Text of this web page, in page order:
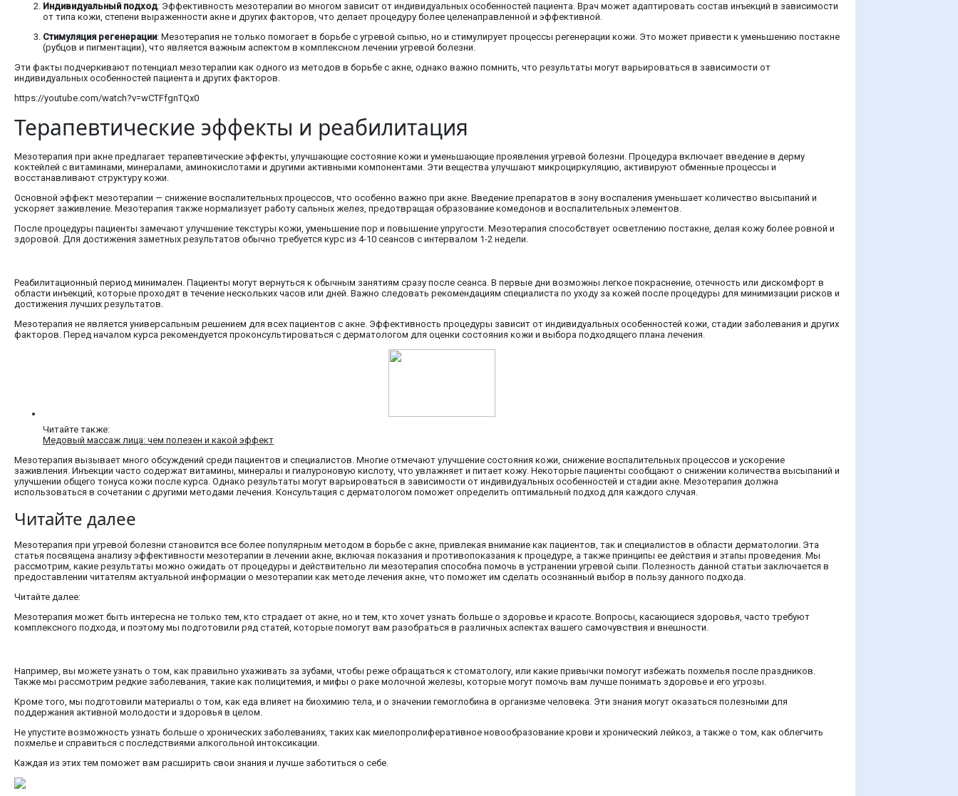
Индивидуальный подход: Эффективность мезотерапии во многом зависит от индивидуальных особенностей пациента. Врач может адаптировать состав инъекций в зависимости
от типа кожи, степени выраженности акне и других факторов, что делает процедуру более целенаправленной и эффективной.
Стимуляция регенерации: Мезотерапия не только помогает в борьбе с угревой сыпью, но и стимулирует процессы регенерации кожи. Это может привести к уменьшению постакне
(рубцов и пигментации), что является важным аспектом в комплексном лечении угревой болезни.
Эти факты подчеркивают потенциал мезотерапии как одного из методов в борьбе с акне, однако важно помнить, что результаты могут варьироваться в зависимости от
индивидуальных особенностей пациента и других факторов.
https://youtube.com/watch?v=wCTFfgnTQx0
Терапевтические эффекты и реабилитация
Мезотерапия при акне предлагает терапевтические эффекты, улучшающие состояние кожи и уменьшающие проявления угревой болезни. Процедура включает введение в дерму
коктейлей с витаминами, минералами, аминокислотами и другими активными компонентами. Эти вещества улучшают микроциркуляцию, активируют обменные процессы и
восстанавливают структуру кожи.
Основной эффект мезотерапии — снижение воспалительных процессов, что особенно важно при акне. Введение препаратов в зону воспаления уменьшает количество высыпаний и
ускоряет заживление. Мезотерапия также нормализует работу сальных желез, предотвращая образование комедонов и воспалительных элементов.
После процедуры пациенты замечают улучшение текстуры кожи, уменьшение пор и повышение упругости. Мезотерапия способствует осветлению постакне, делая кожу более ровной и
здоровой. Для достижения заметных результатов обычно требуется курс из 4-10 сеансов с интервалом 1-2 недели.
Реабилитационный период минимален. Пациенты могут вернуться к обычным занятиям сразу после сеанса. В первые дни возможны легкое покраснение, отечность или дискомфорт в
области инъекций, которые проходят в течение нескольких часов или дней. Важно следовать рекомендациям специалиста по уходу за кожей после процедуры для минимизации рисков и
достижения лучших результатов.
Мезотерапия не является универсальным решением для всех пациентов с акне. Эффективность процедуры зависит от индивидуальных особенностей кожи, стадии заболевания и других
факторов. Перед началом курса рекомендуется проконсультироваться с дерматологом для оценки состояния кожи и выбора подходящего плана лечения.
Читайте также:
Медовый массаж лица: чем полезен и какой эффект
Мезотерапия вызывает много обсуждений среди пациентов и специалистов. Многие отмечают улучшение состояния кожи, снижение воспалительных процессов и ускорение
заживления. Инъекции часто содержат витамины, минералы и гиалуроновую кислоту, что увлажняет и питает кожу. Некоторые пациенты сообщают о снижении количества высыпаний и
улучшении общего тонуса кожи после курса. Однако результаты могут варьироваться в зависимости от индивидуальных особенностей и стадии акне. Мезотерапия должна
использоваться в сочетании с другими методами лечения. Консультация с дерматологом поможет определить оптимальный подход для каждого случая.
Читайте далее
Мезотерапия при угревой болезни становится все более популярным методом в борьбе с акне, привлекая внимание как пациентов, так и специалистов в области дерматологии. Эта
статья посвящена анализу эффективности мезотерапии в лечении акне, включая показания и противопоказания к процедуре, а также принципы ее действия и этапы проведения. Мы
рассмотрим, какие результаты можно ожидать от процедуры и действительно ли мезотерапия способна помочь в устранении угревой сыпи. Полезность данной статьи заключается в
предоставлении читателям актуальной информации о мезотерапии как методе лечения акне, что поможет им сделать осознанный выбор в пользу данного подхода.
Читайте далее:
Мезотерапия может быть интересна не только тем, кто страдает от акне, но и тем, кто хочет узнать больше о здоровье и красоте. Вопросы, касающиеся здоровья, часто требуют
комплексного подхода, и поэтому мы подготовили ряд статей, которые помогут вам разобраться в различных аспектах вашего самочувствия и внешности.
Например, вы можете узнать о том, как правильно ухаживать за зубами, чтобы реже обращаться к стоматологу, или какие привычки помогут избежать похмелья после праздников.
Также мы рассмотрим редкие заболевания, такие как полицитемия, и мифы о раке молочной железы, которые могут помочь вам лучше понимать здоровье и его угрозы.
Кроме того, мы подготовили материалы о том, как еда влияет на биохимию тела, и о значении гемоглобина в организме человека. Эти знания могут оказаться полезными для
поддержания активной молодости и здоровья в целом.
Не упустите возможность узнать больше о хронических заболеваниях, таких как миелопролиферативное новообразование крови и хронический лейкоз, а также о том, как облегчить
похмелье и справиться с последствиями алкогольной интоксикации.
Каждая из этих тем поможет вам расширить свои знания и лучше заботиться о себе.